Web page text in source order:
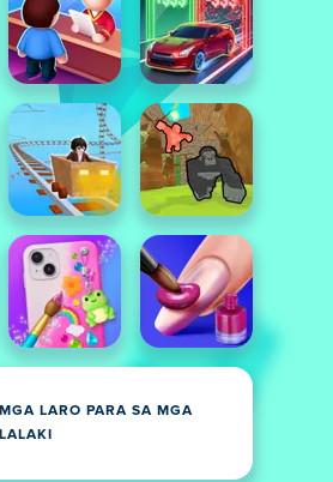
MGA LARO PARA SA MGA
LALAKI